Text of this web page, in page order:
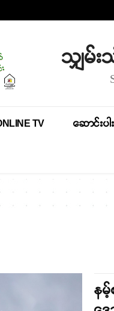
သျှမ်
TV ဆောင်းပါး
နမ့်